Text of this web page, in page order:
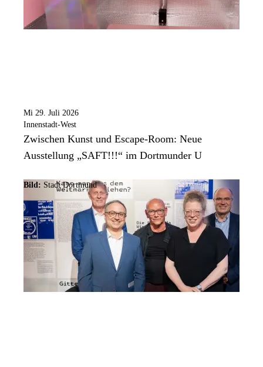
Mi 29. Juli 2026
Innenstadt-West
Zwischen Kunst und Escape-Room: Neue
Ausstellung „SAFT!!!“ im Dortmunder U
Bild: Stadt Dortmund